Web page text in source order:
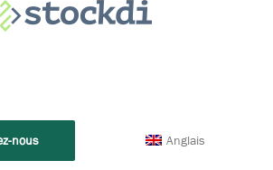
nous Anglais